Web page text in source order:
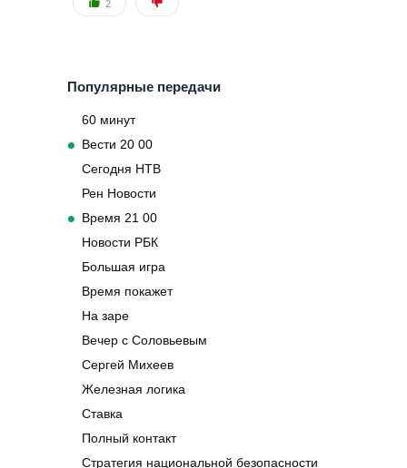
2
Популярные передачи
60 минут
Вести 20 00
Сегодня НТВ
Рен Новости
Время 21 00
Новости РБК
Большая игра
Время покажет
На заре
Вечер с Соловьевым
Сергей Михеев
Железная логика
Ставка
Полный контакт
Стратегия национальной безопасности